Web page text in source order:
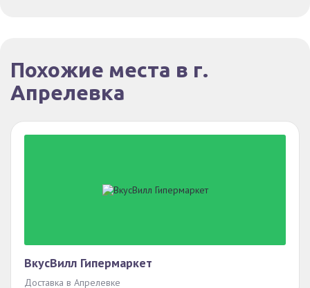
Похожие места в г.
Апрелевка
ВкусВилл Гипермаркет
Доставка в Апрелевке